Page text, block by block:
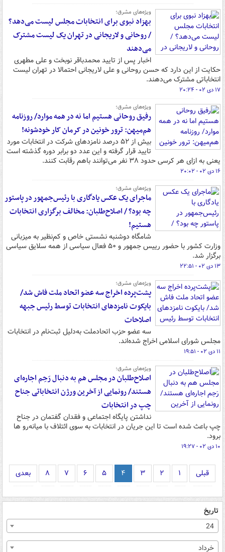
ویژه‌های مشرق؛
بهزاد نبوی برای انتخابات مجلس لیست می‌دهد؟
/ روحانی و لاریجانی در تهران یک لیست مشترک
می‌دهند
اخبار پس از تایید محمدباقر نوبخت و علی مطهری
حکایت از این دارد که حسن روحانی و علی لاریجانی احتمالا در تهران لیست
انتخاباتی مشترک می‌دهند.
۱۷ دی ۰۲ - ۲۰:۲۴
ویژه‌های مشرق؛
رفیق روحانی هستیم اما نه در همه موارد/ روزنامه
هم‌میهن: ترور خونین در کرمان کار خودشونه!
بیش از ۵۲ درصد نامزدهای شرکت در انتخابات مورد
تایید قرار گرفته و این عدد دو برابر دوره گذشته است
یعنی به ازای هر کرسی حدود ۳۸ نفر می‌توانند باهم رقابت کنند.
۱۶ دی ۰۲ - ۲۰:۰۲
ویژه‌های مشرق؛
ماجرای یک عکس یادگاری با رئیس‌جمهور در پاستور
چه بود؟ / اصلاح‌طلبان: مخالف برگزاری انتخابات
هستیم!
شامگاه دوشنبه نشستی خاص و کم‌نظیر به میزبانی
وزارت کشور با حضور رییس جمهور و ۵۰ فعال سیاسی از همه سلایق سیاسی
برگزار شد.
۱۳ دی ۰۲ - ۲۲:۵۱
ویژه‌های مشرق؛
پشت‌پرده اخراج سه عضو اتحاد ملت فاش شد/
بایکوت نامزدهای انتخابات توسط رئیس‌ جبهه
اصلاحات
سه عضو حزب اتحادملت به‌دلیل ثبت‌نام در انتخابات
مجلس شورای اسلامی اخراج شده‌اند.
۱۱ دی ۰۲ - ۱۹:۵۱
ویژه‌های مشرق؛
اصلاح‌طلبان در مجلس هم به دنبال رَحِم اجاره‌ای
هستند/ رونمایی از آخرین ورژن انتخاباتی جناح
چپ در انتخابات
نداشتن پایگاه اجتماعی و فقدان گفتمان در جناح
چپ باعث شده است تا این جریان در انتخابات به سوی ائتلاف با میانه‌رو ها
برود.
۱۰ دی ۰۲ - ۱۹:۲۷
قبلی ۱ ۲ ۳ ۴ ۵ ۶ ۷ ۸ بعدی
تاریخ
24
خرداد